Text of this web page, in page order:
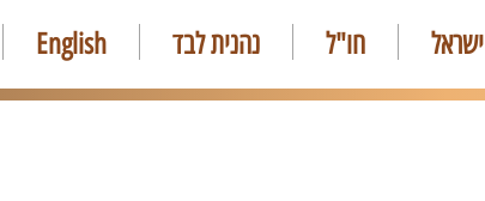
ישראל חו"ל נהנית לבד English